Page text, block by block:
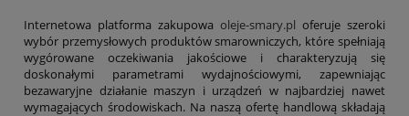
Internetowa platforma zakupowa oleje-smary.pl oferuje szeroki
wybór przemysłowych produktów smarowniczych, które spełniają
wygórowane oczekiwania jakościowe i charakteryzują się
doskonałymi parametrami wydajnościowymi, zapewniając
bezawaryjne działanie maszyn i urządzeń w najbardziej nawet
wymagających środowiskach. Na naszą ofertę handlową składają